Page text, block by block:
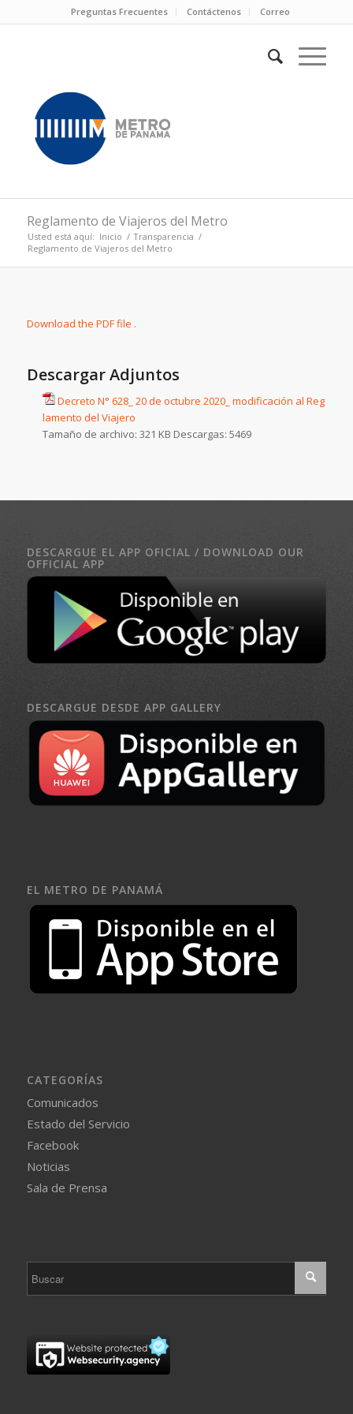
Preguntas Frecuentes Contáctenos Correo
Reglamento de Viajeros del Metro
Usted está aquí: Inicio / Transparencia /
Reglamento de Viajeros del Metro
Download the PDF file .
Descargar Adjuntos
Decreto N° 628_ 20 de octubre 2020_ modificación al Reg
lamento del Viajero
Tamaño de archivo: 321 KB Descargas: 5469
DESCARGUE EL APP OFICIAL / DOWNLOAD OUR
OFFICIAL APP
DESCARGUE DESDE APP GALLERY
EL METRO DE PANAMÁ
CATEGORÍAS
Comunicados
Estado del Servicio
Facebook
Noticias
Sala de Prensa